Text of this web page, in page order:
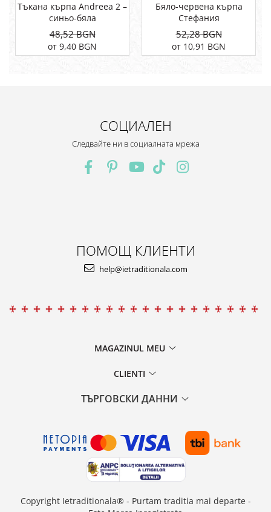
Тъкана кърпа Andreea 2 –
синьо-бяла
48,52 BGN
от 9,40 BGN
Бяло-червена кърпа
Стефания
52,28 BGN
от 10,91 BGN
СОЦИАЛЕН
Следвайте ни в социалната мрежа
ПОМОЩ КЛИЕНТИ
help@ietraditionala.com
MAGAZINUL MEU
CLIENTI
ТЪРГОВСКИ ДАННИ
Copyright Ietraditionala® - Purtam traditia mai departe -